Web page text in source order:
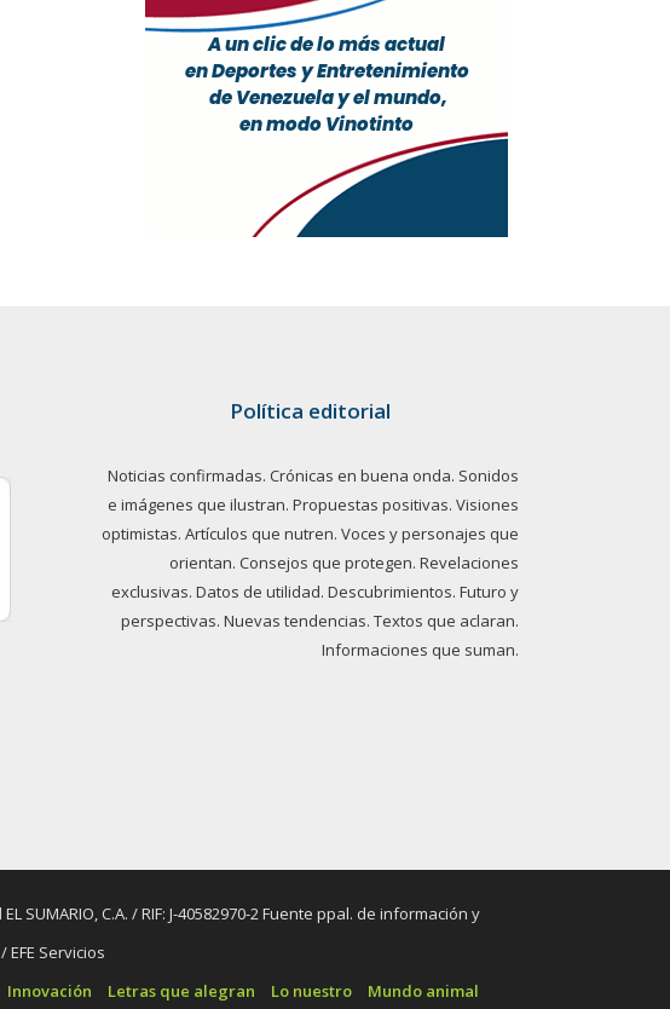
Política editorial
Noticias confirmadas. Crónicas en buena onda. Sonidos
e imágenes que ilustran. Propuestas positivas. Visiones
optimistas. Artículos que nutren. Voces y personajes que
orientan. Consejos que protegen. Revelaciones
exclusivas. Datos de utilidad. Descubrimientos. Futuro y
perspectivas. Nuevas tendencias. Textos que aclaran.
Informaciones que suman.
C.A. / RIF: J-40582970-2 Fuente ppal. de información y
Servicios
Innovación Letras que alegran Lo nuestro Mundo animal